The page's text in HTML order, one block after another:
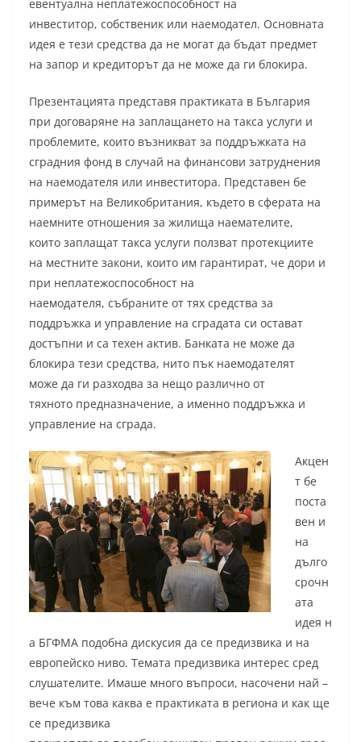
евентуална неплатежоспособност на
инвеститор, собственик или наемодател. Основната
идея е тези средства да не могат да бъдат предмет
на запор и кредиторът да не може да ги блокира.
Презентацията представя практиката в България
при договаряне на заплащането на такса услуги и
проблемите, които възникват за поддръжката на
сградния фонд в случай на финансови затруднения
на наемодателя или инвеститора. Представен бе
примерът на Великобритания, където в сферата на
наемните отношения за жилища наемателите,
които заплащат такса услуги ползват протекциите
на местните закони, които им гарантират, че дори и
при неплатежоспособност на
наемодателя, събраните от тях средства за
поддръжка и управление на сградата си остават
достъпни и са техен актив. Банката не може да
блокира тези средства, нито пък наемодателят
може да ги разходва за нещо различно от
тяхното предназначение, а именно поддръжка и
управление на сграда.
Акцен
т бе
поста
вен и
на
дълго
срочн
ата
идея н
а БГФМА подобна дискусия да се предизвика и на
европейско ниво. Темата предизвика интерес сред
слушателите. Имаше много въпроси, насочени най –
вече към това каква е практиката в региона и как ще
се предизвика